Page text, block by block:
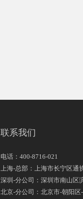
联系我们
电话：400-8716-021
上海-总部：上海市长宁区通
深圳-分公司：深圳市南山区
北京-分公司：北京市-朝阳